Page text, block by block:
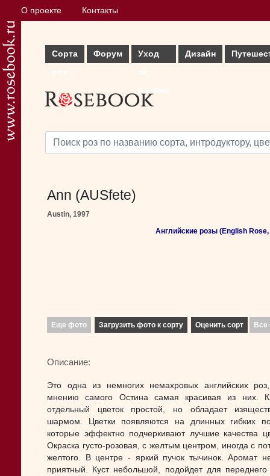
О проекте Контакты
Сорта
Форум
Уход
Дизайн
Ann (AUSfete)
Austin, 1997
Английские розы (English
Еще фото Загрузить фото к сорту Оценить сорт Все
Описание:
Это одна из немногих немахровых английских
мнению самого Остина самая красивая из них.
отдельный цветок простой, но обладает
шармом. Цветки появляются на длинных гибких
которые эффектно подчеркивают лучшие качества
Окраска густо-розовая, с желтым центром, иногда с
желтого. В центре - яркий пучок тычинок. Аромат
приятный. Куст небольшой, подойдет для переднего